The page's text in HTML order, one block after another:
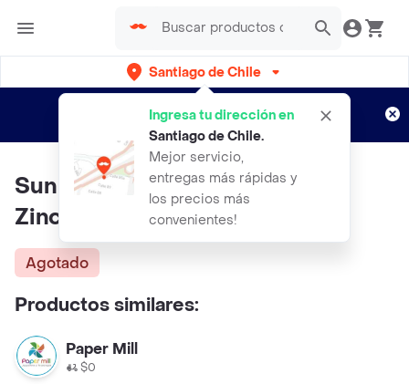
Santiago de Chile
Ingresa tu dirección en
Santiago de Chile.
Mejor servicio,
entregas más rápidas y
los precios más
convenientes!
envíos gratis por semanas
Aplican TyC
Sun Bum Protector Solar Clear
Zinc Oxide Spf 50 30 mL
Agotado
Productos similares:
Paper Mill
$0